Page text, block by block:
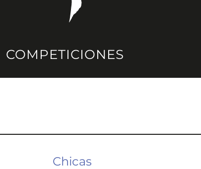
COMPETICIONES
Chicas